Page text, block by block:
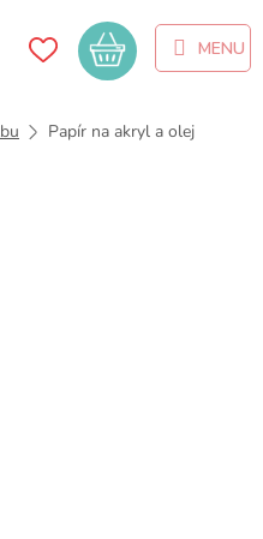
Nákupní
košík
Papír na akryl a olej